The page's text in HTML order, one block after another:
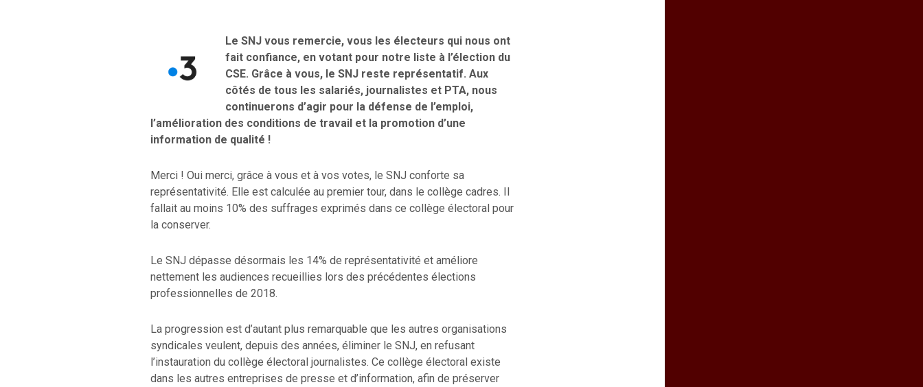
Le SNJ vous remercie, vous les électeurs qui nous ont
fait confiance, en votant pour notre liste à l’élection du
CSE. Grâce à vous, le SNJ reste représentatif. Aux
côtés de tous les salariés, journalistes et PTA, nous
continuerons d’agir pour la défense de l’emploi,
l’amélioration des conditions de travail et la promotion d’une
information de qualité !
Merci ! Oui merci, grâce à vous et à vos votes, le SNJ conforte sa
représentativité. Elle est calculée au premier tour, dans le collège cadres. Il
fallait au moins 10% des suffrages exprimés dans ce collège électoral pour
la conserver.
Le SNJ dépasse désormais les 14% de représentativité et améliore
nettement les audiences recueillies lors des précédentes élections
professionnelles de 2018.
La progression est d’autant plus remarquable que les autres organisations
syndicales veulent, depuis des années, éliminer le SNJ, en refusant
l’instauration du collège électoral journalistes. Ce collège électoral existe
dans les autres entreprises de presse et d’information, afin de préserver